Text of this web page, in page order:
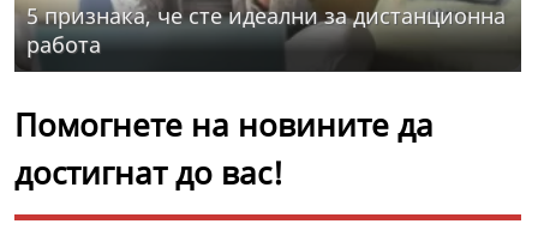
5 признака, че сте идеални за дистанционна
работа
Помогнете на новините да
достигнат до вас!